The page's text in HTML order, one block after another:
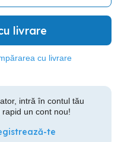
livrare
cu livrare
intră în contul tău
un cont nou!
te